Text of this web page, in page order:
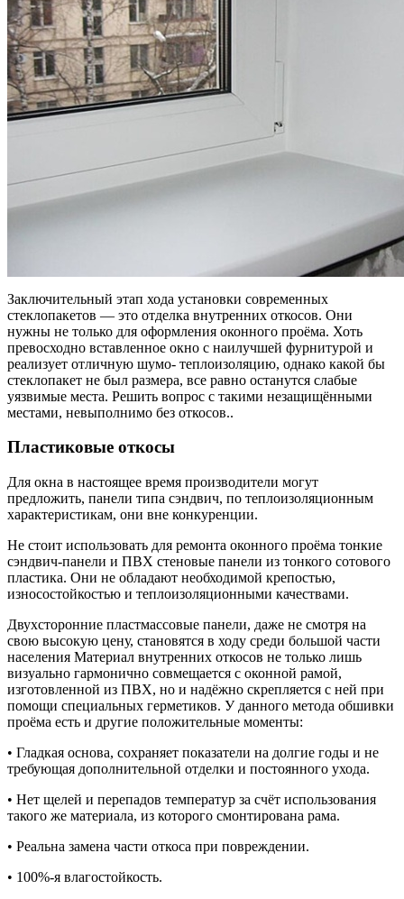
Заключительный этап хода установки современных
стеклопакетов — это отделка внутренних откосов. Они
нужны не только для оформления оконного проёма. Хоть
превосходно вставленное окно с наилучшей фурнитурой и
реализует отличную шумо- теплоизоляцию, однако какой бы
стеклопакет не был размера, все равно останутся слабые
уязвимые места. Решить вопрос с такими незащищёнными
местами, невыполнимо без откосов..
Пластиковые откосы
Для окна в настоящее время производители могут
предложить, панели типа сэндвич, по теплоизоляционным
характеристикам, они вне конкуренции.
Не стоит использовать для ремонта оконного проёма тонкие
сэндвич-панели и ПВХ стеновые панели из тонкого сотового
пластика. Они не обладают необходимой крепостью,
износостойкостью и теплоизоляционными качествами.
Двухсторонние пластмассовые панели, даже не смотря на
свою высокую цену, становятся в ходу среди большой части
населения Материал внутренних откосов не только лишь
визуально гармонично совмещается с оконной рамой,
изготовленной из ПВХ, но и надёжно скрепляется с ней при
помощи специальных герметиков. У данного метода обшивки
проёма есть и другие положительные моменты:
• Гладкая основа, сохраняет показатели на долгие годы и не
требующая дополнительной отделки и постоянного ухода.
• Нет щелей и перепадов температур за счёт использования
такого же материала, из которого смонтирована рама.
• Реальна замена части откоса при повреждении.
• 100%-я влагостойкость.